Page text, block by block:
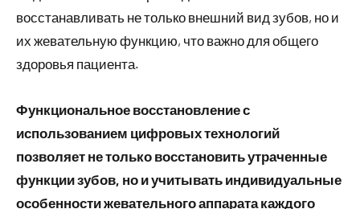
восстанавливать не только внешний вид зубов, но и
их жевательную функцию, что важно для общего
здоровья пациента.
Функциональное восстановление с
использованием цифровых технологий
позволяет не только восстановить утраченные
функции зубов, но и учитывать индивидуальные
особенности жевательного аппарата каждого